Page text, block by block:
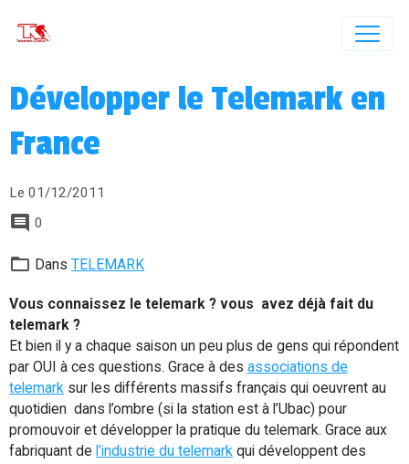
Développer le Telemark en
France
Le 01/12/2011
0
Dans TELEMARK
Vous connaissez le telemark ? vous avez déjà fait du
telemark ?
Et bien il y a chaque saison un peu plus de gens qui répondent
par OUI à ces questions. Grace à des associations de
telemark sur les différents massifs français qui oeuvrent au
quotidien dans l’ombre (si la station est à l’Ubac) pour
promouvoir et développer la pratique du telemark. Grace aux
fabriquant de l’industrie du telemark qui développent des